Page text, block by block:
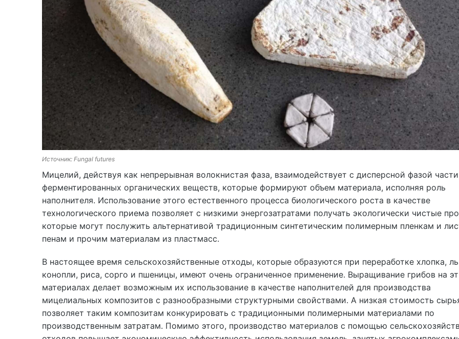
Источник: Fungal futures
Мицелий, действуя как непрерывная волокнистая фаза, взаимодействует с дисперсной фазой
ферментированных органических веществ, которые формируют объем материала, исполняя роль
наполнителя. Использование этого естественного процесса биологического роста в качестве
технологического приема позволяет с низкими энергозатратами получать экологически чистые
которые могут послужить альтернативой традиционным синтетическим полимерным пленкам и
пенам и прочим материалам из пластмасс.
В настоящее время сельскохозяйственные отходы, которые образуются при переработке хлопка,
конопли, риса, сорго и пшеницы, имеют очень ограниченное применение. Выращивание грибов на
материалах делает возможным их использование в качестве наполнителей для производства
мицелиальных композитов с разнообразными структурными свойствами. А низкая стоимость
позволяет таким композитам конкурировать с традиционными полимерными материалами по
производственным затратам. Помимо этого, производство материалов с помощью